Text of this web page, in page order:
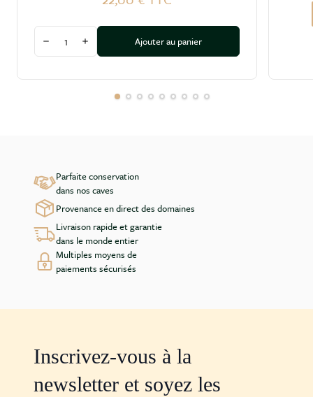
Diminuer la quantité
Augmenter la quantité
Ajouter au panier
Parfaite conservation
dans nos caves
Provenance en direct des domaines
Livraison rapide et garantie
dans le monde entier
Multiples moyens de
paiements sécurisés
Inscrivez-vous à la
newsletter et soyez les